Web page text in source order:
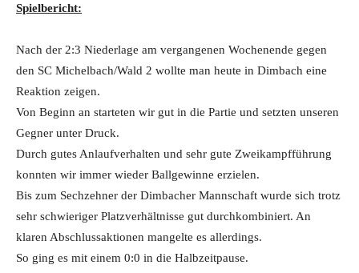
Spielbericht:
Nach der 2:3 Niederlage am vergangenen Wochenende gegen
den SC Michelbach/Wald 2 wollte man heute in Dimbach eine
Reaktion zeigen.
Von Beginn an starteten wir gut in die Partie und setzten unseren
Gegner unter Druck.
Durch gutes Anlaufverhalten und sehr gute Zweikampfführung
konnten wir immer wieder Ballgewinne erzielen.
Bis zum Sechzehner der Dimbacher Mannschaft wurde sich trotz
sehr schwieriger Platzverhältnisse gut durchkombiniert. An
klaren Abschlussaktionen mangelte es allerdings.
So ging es mit einem 0:0 in die Halbzeitpause.